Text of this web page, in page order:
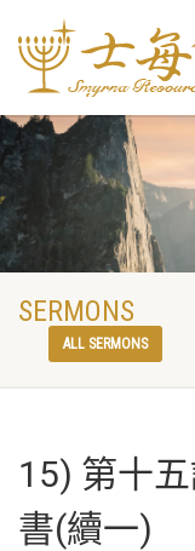
SERMONS
ALL SERMONS
15) 第十
書(續一)